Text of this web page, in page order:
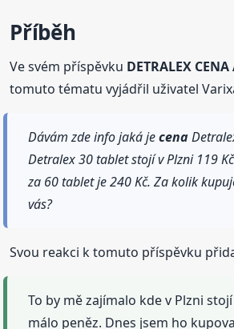
Příběh
Ve svém příspěvku DETRALEX
tomuto tématu vyjádřil uživatel
Dávám zde info jaká jecena
Detralex 30 tablet stojí v Plzni 119
za 60 tablet je 240 Kč. Za kolik
vás?
Svou reakci k tomuto příspěvku
To by mě zajímalo kde v Plzni
málo peněz. Dnes jsem ho